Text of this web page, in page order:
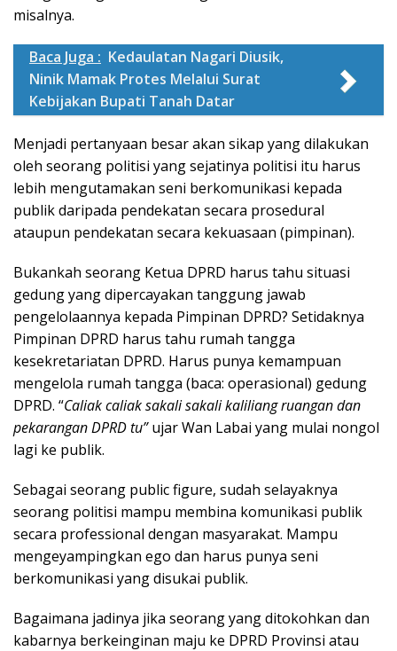
misalnya.
Baca Juga : Kedaulatan Nagari Diusik,
Ninik Mamak Protes Melalui Surat
Kebijakan Bupati Tanah Datar
Menjadi pertanyaan besar akan sikap yang dilakukan
oleh seorang politisi yang sejatinya politisi itu harus
lebih mengutamakan seni berkomunikasi kepada
publik daripada pendekatan secara prosedural
ataupun pendekatan secara kekuasaan (pimpinan).
Bukankah seorang Ketua DPRD harus tahu situasi
gedung yang dipercayakan tanggung jawab
pengelolaannya kepada Pimpinan DPRD? Setidaknya
Pimpinan DPRD harus tahu rumah tangga
kesekretariatan DPRD. Harus punya kemampuan
mengelola rumah tangga (baca: operasional) gedung
DPRD. “Caliak caliak sakali sakali kaliliang ruangan dan
pekarangan DPRD tu”ujar Wan Labai yang mulai nongol
lagi ke publik.
Sebagai seorang public figure, sudah selayaknya
seorang politisi mampu membina komunikasi publik
secara professional dengan masyarakat. Mampu
mengeyampingkan ego dan harus punya seni
berkomunikasi yang disukai publik.
Bagaimana jadinya jika seorang yang ditokohkan dan
kabarnya berkeinginan maju ke DPRD Provinsi atau